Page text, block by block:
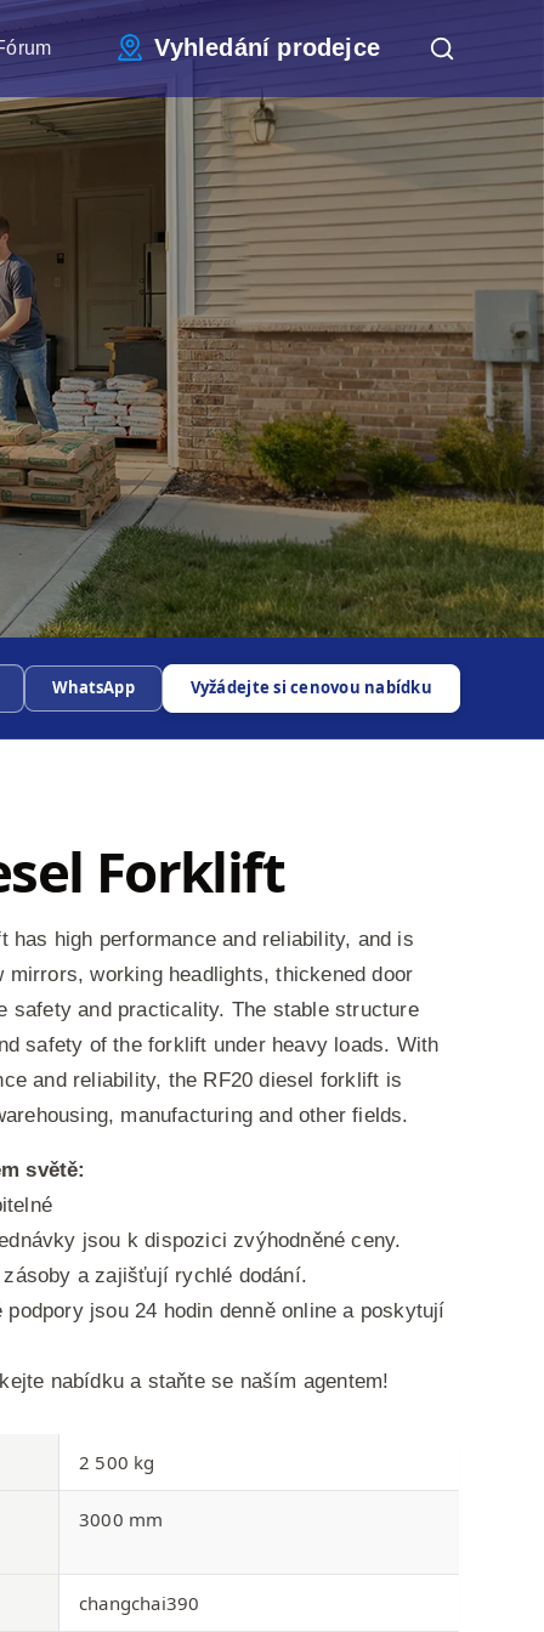
Vyhledání prodejce
WhatsApp Vyžádejte si cenovou nabídku
Forklift
has high performance and reliability, and is
mirrors, working headlights, thickened door
safety and practicality. The stable structure
safety of the forklift under heavy loads. With
and reliability, the RF20 diesel forklift is
manufacturing and other fields.
světě:
jsou k dispozici zvýhodněné ceny.
a zajišťují rychlé dodání.
jsou 24 hodin denně online a poskytují
nabídku a staňte se naším agentem!
2 500 kg
3000 mm
changchai390